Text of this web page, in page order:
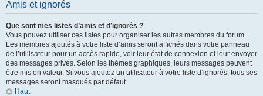
Amis et ignorés
Que sont mes listes d’amis et d’ignorés ?
Vous pouvez utiliser ces listes pour organiser les autres membres du forum.
Les membres ajoutés à votre liste d’amis seront affichés dans votre panneau
de l’utilisateur pour un accès rapide, voir leur état de connexion et leur envoyer
des messages privés. Selon les thèmes graphiques, leurs messages peuvent
être mis en valeur. Si vous ajoutez un utilisateur à votre liste d’ignorés, tous ses
messages seront masqués par défaut.
Haut